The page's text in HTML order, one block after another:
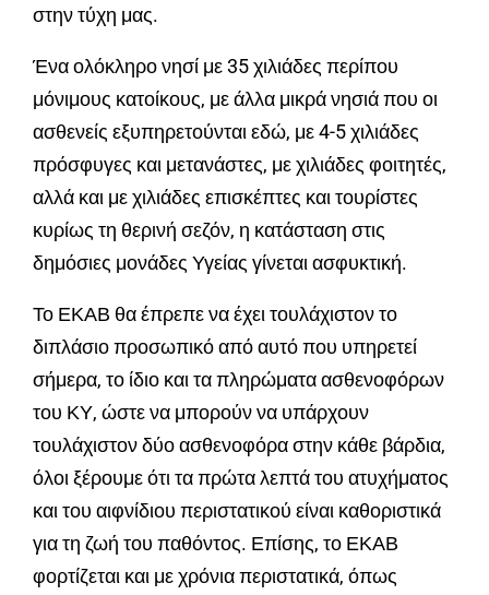
στην τύχη μας.
Ένα ολόκληρο νησί με 35 χιλιάδες περίπου
μόνιμους κατοίκους, με άλλα μικρά νησιά που οι
ασθενείς εξυπηρετούνται εδώ, με 4-5 χιλιάδες
πρόσφυγες και μετανάστες, με χιλιάδες φοιτητές,
αλλά και με χιλιάδες επισκέπτες και τουρίστες
κυρίως τη θερινή σεζόν, η κατάσταση στις
δημόσιες μονάδες Υγείας γίνεται ασφυκτική.
Το ΕΚΑΒ θα έπρεπε να έχει τουλάχιστον το
διπλάσιο προσωπικό από αυτό που υπηρετεί
σήμερα, το ίδιο και τα πληρώματα ασθενοφόρων
του ΚΥ, ώστε να μπορούν να υπάρχουν
τουλάχιστον δύο ασθενοφόρα στην κάθε βάρδια,
όλοι ξέρουμε ότι τα πρώτα λεπτά του ατυχήματος
και του αιφνίδιου περιστατικού είναι καθοριστικά
για τη ζωή του παθόντος. Επίσης, το ΕΚΑΒ
φορτίζεται και με χρόνια περιστατικά, όπως